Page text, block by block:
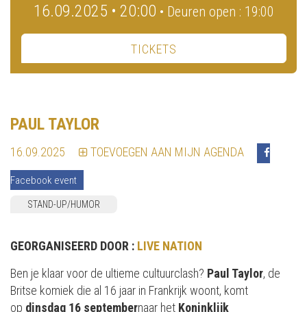
16.09.2025 • 20:00 • Deuren open : 19:00
TICKETS
PAUL TAYLOR
16.09.2025 TOEVOEGEN AAN MIJN AGENDA
Facebook event
STAND-UP/HUMOR
GEORGANISEERD DOOR : LIVE NATION
Ben je klaar voor de ultieme cultuurclash? Paul Taylor, de
Britse komiek die al 16 jaar in Frankrijk woont, komt
op dinsdag 16 septembernaar het Koninklijk